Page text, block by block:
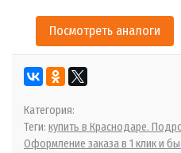
Посмотреть аналоги
Категория:
Теги: купить в Краснодаре.
Оформление заказа в 1 клик и